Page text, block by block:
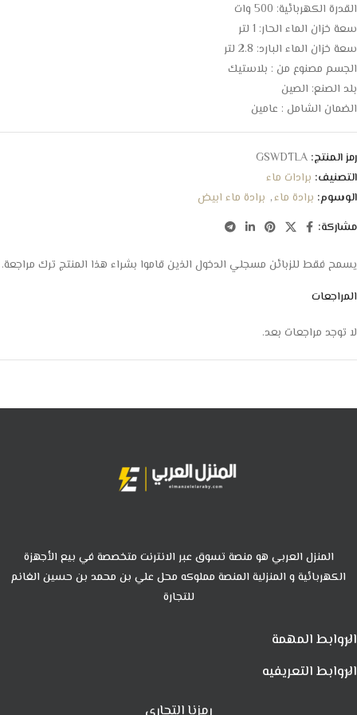
القدرة الكهربائية: 500 وات
سعة خزان الماء الحار: 1 لتر
سعة خزان الماء البارد: 2.8 لتر
الجسم مصنوع من : بلاستيك
بلد الصنع: الصين
الضمان الشامل : عامين
رمز المنتج: GSWDTLA
التصنيف: برادات ماء
الوسوم: برادة ماء, برادة ماء ابيض
مشاركة:
المراجعات
لا توجد مراجعات بعد.
يسمح فقط للزبائن مسجلي الدخول الذين قاموا بشراء هذا المنتج ترك مراجعة.
المنزل العربي هو منصة تسوق عبر الانترنت متخصصة في بيع الأجهزة
الكهربائية و المنزلية المنصة مملوكه محل علي بن محمد بن حسين الغانم
للتجارة
الروابط المهمة
الروابط التعريفيه